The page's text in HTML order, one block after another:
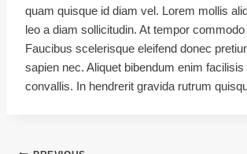
quam quisque id diam vel. Lorem mollis
leo a diam sollicitudin. At tempor
Faucibus scelerisque eleifend donec
sapien nec. Aliquet bibendum enim
convallis. In hendrerit gravida rutrum